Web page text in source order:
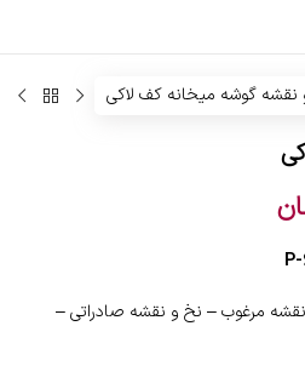
نقشه گوشه میخانه کف لاکی
مرغوب – نخ و نقشه صادراتی –